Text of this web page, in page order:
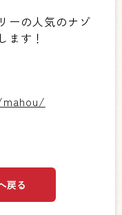
ーの人気のナゾ
ます！
戻る